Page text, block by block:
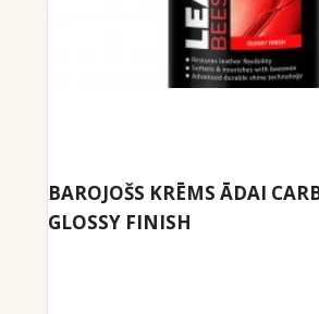
BAROJOŠS KRĒMS ĀDAI
GLOSSY FINISH